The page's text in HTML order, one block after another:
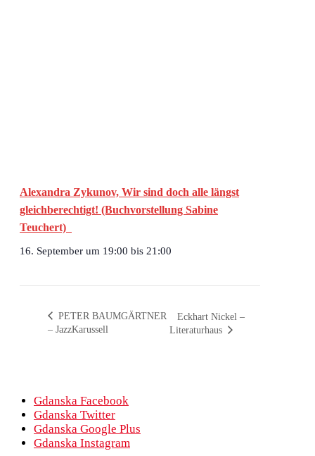
Alexandra Zykunov, Wir sind doch alle längst
gleichberechtigt! (Buchvorstellung Sabine
Teuchert)
16. September um 19:00 bis 21:00
PETER BAUMGÄRTNER
– JazzKarussell
Eckhart Nickel –
Literaturhaus
Gdanska Facebook
Gdanska Twitter
Gdanska Google Plus
Gdanska Instagram